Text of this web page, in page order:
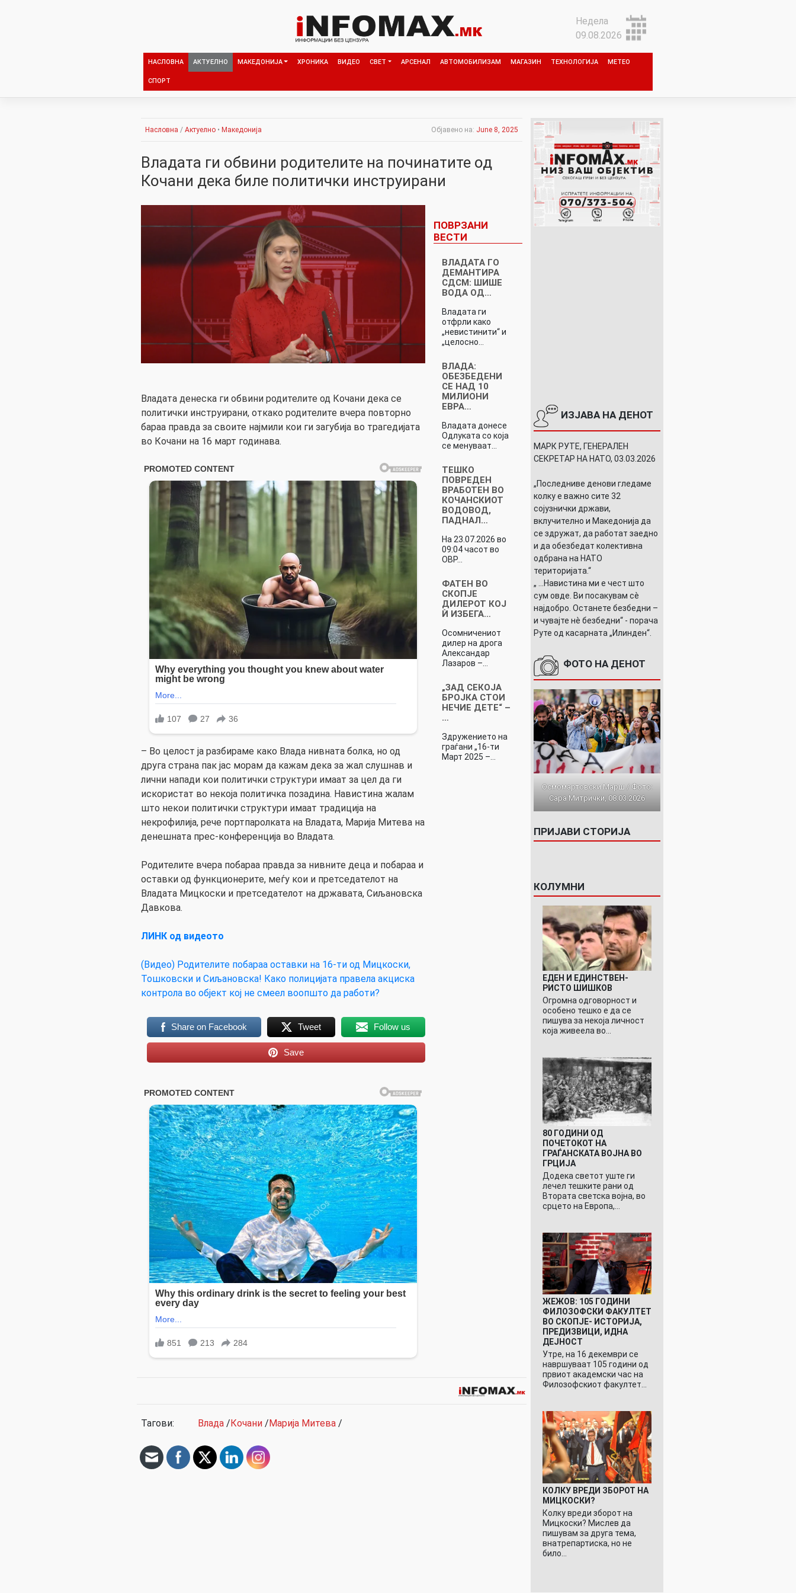
Недела
09.08.2026
НАСЛОВНА АКТУЕЛНО МАКЕДОНИЈА ХРОНИКА ВИДЕО СВЕТ АРСЕНАЛ АВТОМОБИЛИЗАМ МАГАЗИН ТЕХНОЛОГИЈА МЕТЕО
СПОРТ
Насловна / Актуелно • Македонија Објавено на: June 8, 2025
Владата ги обвини родителите на починатите од
Кочани дека биле политички инструирани
Владата денеска ги обвини родителите од Кочани дека се
политички инструирани, откако родителите вчера повторно
бараа правда за своите најмили кои ги загубија во трагедијата
во Кочани на 16 март годинава.
– Во целост ја разбираме како Влада нивната болка, но од
друга страна пак јас морам да кажам дека за жал слушнав и
лични напади кои политички структури имаат за цел да ги
искористат во некоја политичка позадина. Навистина жалам
што некои политички структури имаат традиција на
некрофилија, рече портпаролката на Владата, Марија Митева на
денешната прес-конференција во Владата.
Родителите вчера побараа правда за нивните деца и побараа и
оставки од функционерите, меѓу кои и претседателот на
Владата Мицкоски и претседателот на државата, Сиљановска
Давкова.
ЛИНК од видеото
(Видео) Родителите побараа оставки на 16-ти од Мицкоски,
Тошковски и Сиљановска! Како полицијата правела акциска
контрола во објект кој не смеел воопшто да работи?
Share on Facebook Tweet Follow us
Save
ПОВРЗАНИ
ВЕСТИ
ВЛАДАТА ГО
ДЕМАНТИРА
СДСМ: ШИШЕ
ВОДА ОД…
Владата ги
отфрли како
„невистинити“ и
„целосно…
ВЛАДА:
ОБЕЗБЕДЕНИ
СЕ НАД 10
МИЛИОНИ
ЕВРА…
Владата донесе
Одлуката со која
се менуваат…
ТЕШКО
ПОВРЕДЕН
ВРАБОТЕН ВО
КОЧАНСКИОТ
ВОДОВОД,
ПАДНАЛ…
На 23.07.2026 во
09:04 часот во
ОВР…
ФАТЕН ВО
СКОПЈЕ
ДИЛЕРОТ КОЈ
Ѝ ИЗБЕГА…
Осомничениот
дилер на дрога
Александар
Лазаров –…
„ЗАД СЕКОЈА
БРОЈКА СТОИ
НЕЧИЕ ДЕТЕ“ –
…
Здружението на
граѓани „16-ти
Март 2025 –…
Тагови: Влада / Кочани / Марија Митева /
ИЗЈАВА НА ДЕНОТ
МАРК РУТЕ, ГЕНЕРАЛЕН
СЕКРЕТАР НА НАТО, 03.03.2026
„Последниве денови гледаме
колку е важно сите 32
сојузнички држави,
вклучително и Македонија да
се здружат, да работат заедно
и да обезбедат колективна
одбрана на НАТО
територијата.“
„ ...Навистина ми е чест што
сум овде. Ви посакувам сè
најдобро. Останете безбедни –
и чувајте нè безбедни“ - порача
Руте од касарната „Илинден“.
ФОТО НА ДЕНОТ
Осмомартовски Марш / Фото:
Сара Митрички, 08.03.2026
ПРИЈАВИ СТОРИЈА
КОЛУМНИ
ЕДЕН И ЕДИНСТВЕН-
РИСТО ШИШКОВ
Огромна одговорност и
особено тешко е да се
пишува за некоја личност
која живеела во…
80 ГОДИНИ ОД
ПОЧЕТОКОТ НА
ГРАЃАНСКАТА ВОЈНА ВО
ГРЦИЈА
Додека светот уште ги
лечел тешките рани од
Втората светска војна, во
срцето на Европа,…
ЖЕЖОВ: 105 ГОДИНИ
ФИЛОЗОФСКИ ФАКУЛТЕТ
ВО СКОПЈЕ- ИСТОРИЈА,
ПРЕДИЗВИЦИ, ИДНА
ДЕЈНОСТ
Утре, на 16 декември се
навршуваат 105 години од
првиот академски час на
Филозофскиот факултет…
КОЛКУ ВРЕДИ ЗБОРОТ НА
МИЦКОСКИ?
Колку вреди зборот на
Мицкоски? Мислев да
пишувам за друга тема,
внатрепартиска, но не
било…